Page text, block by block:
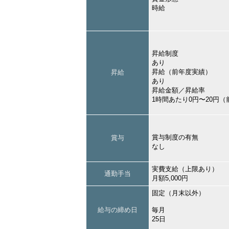
時給
昇給
昇給制度
あり
昇給（前年度実績）
あり
昇給金額／昇給率
1時間あたり0円〜20円（
賞与
賞与制度の有無
なし
通勤手当
実費支給（上限あり）
月額5,000円
給与の締め日
固定（月末以外）
毎月
25日